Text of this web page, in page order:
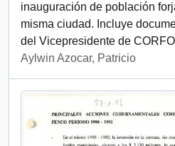
inauguración de población
misma ciudad. Incluye
del Vicepresidente de
Aylwin Azocar, Patricio